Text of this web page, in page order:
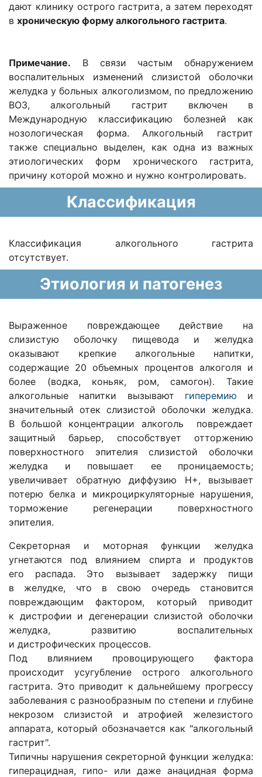
дают клинику острого гастрита, а затем переходят
в хроническую форму алкогольного гастрита.
Примечание. В связи частым обнаружением
воспалительных изменений слизистой оболочки
желудка у больных алкоголизмом, по предложению
ВОЗ, алкогольный гастрит включен в
Международную классификацию болезней как
нозологическая форма. Алкогольный гастрит
также специально выделен, как одна из важных
этиологических форм хронического гастрита,
причину которой можно и нужно контролировать.
Классификация
Классификация алкогольного гастрита
отсутствует.
Этиология и патогенез
Выраженное повреждающее действие на
слизистую оболочку пищевода и желудка
оказывают крепкие алкогольные напитки,
содержащие 20 объемных процентов алкоголя и
более (водка, коньяк, ром, самогон). Такие
алкогольные напитки вызывают гиперемию и
значительный отек слизистой оболочки желудка.
В большой концентрации алкоголь повреждает
защитный барьер, способствует отторжению
поверхностного эпителия слизистой оболочки
желудка и повышает ее проницаемость;
увеличивает обратную диффузию Н+, вызывает
потерю белка и микроциркуляторные нарушения,
торможение регенерации поверхностного
эпителия.
Секреторная и моторная функции желудка
угнетаются под влиянием спирта и продуктов
его распада. Это вызывает задержку пищи
в желудке, что в свою очередь становится
повреждающим фактором, который приводит
к дистрофии и дегенерации слизистой оболочки
желудка, развитию воспалительных
и дистрофических процессов.
Под влиянием провоцирующего фактора
происходит усугубление острого алкогольного
гастрита. Это приводит к дальнейшему прогрессу
заболевания с разнообразным по степени и глубине
некрозом слизистой и атрофией железистого
аппарата, который обозначается как "алкогольный
гастрит".
Типичны нарушения секреторной функции желудка:
гиперацидная, гипо- или даже анацидная форма